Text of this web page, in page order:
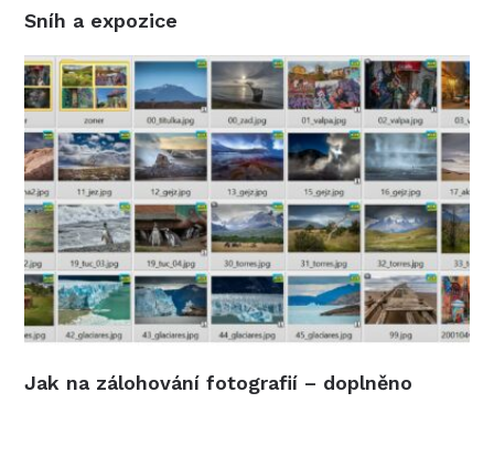
Sníh a expozice
Jak na zálohování fotografií – doplněno